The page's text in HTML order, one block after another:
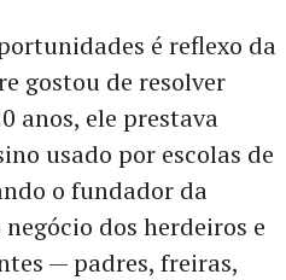
é reflexo da
gostou de resolver
anos, ele prestava
usado por escolas de
o fundador da
dos herdeiros e
— padres, freiras,